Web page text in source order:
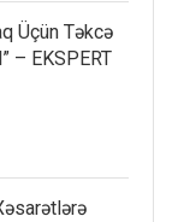
Üçün Təkcə
– EKSPERT